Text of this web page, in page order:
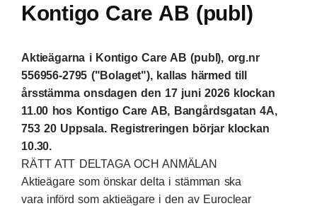
Kontigo Care AB (publ)
Aktieägarna i Kontigo Care AB (publ), org.nr
556956-2795 ("Bolaget"), kallas härmed till
årsstämma onsdagen den 17 juni 2026 klockan
11.00 hos Kontigo Care AB, Bangårdsgatan 4A,
753 20 Uppsala. Registreringen börjar klockan
10.30.
RÄTT ATT DELTAGA OCH ANMÄLAN
Aktieägare som önskar delta i stämman ska
vara införd som aktieägare i den av Euroclear